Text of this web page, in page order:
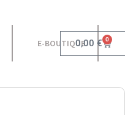
E-BOUTIQUE0,00 € 0